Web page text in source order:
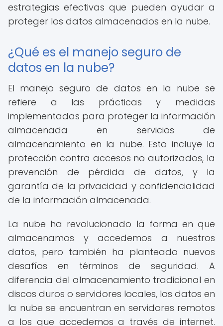
estrategias efectivas que pueden ayudar a
proteger los datos almacenados en la nube.
¿Qué es el manejo seguro de
datos en la nube?
El manejo seguro de datos en la nube se
refiere a las prácticas y medidas
implementadas para proteger la información
almacenada en servicios de
almacenamiento en la nube. Esto incluye la
protección contra accesos no autorizados, la
prevención de pérdida de datos, y la
garantía de la privacidad y confidencialidad
de la información almacenada.
La nube ha revolucionado la forma en que
almacenamos y accedemos a nuestros
datos, pero también ha planteado nuevos
desafíos en términos de seguridad. A
diferencia del almacenamiento tradicional en
discos duros o servidores locales, los datos en
la nube se encuentran en servidores remotos
a los que accedemos a través de internet.